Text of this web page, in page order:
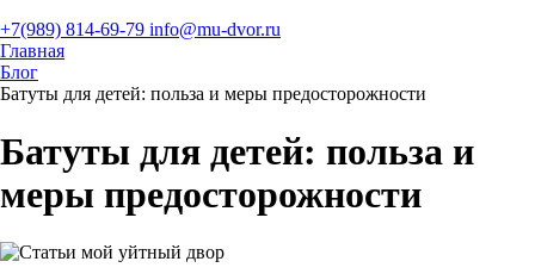
+7(989) 814-69-79 info@mu-dvor.ru
Главная
Блог
Батуты для детей: польза и меры предосторожности
Батуты для детей: польза и
меры предосторожности